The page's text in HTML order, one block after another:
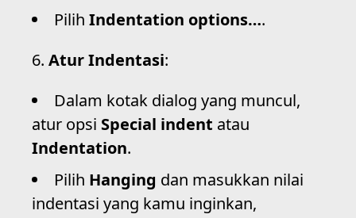
Pilih Indentation options….
Atur Indentasi:
Dalam kotak dialog yang muncul,
atur opsi Special indent atau
Indentation.
Pilih Hanging dan masukkan nilai
indentasi yang kamu inginkan,